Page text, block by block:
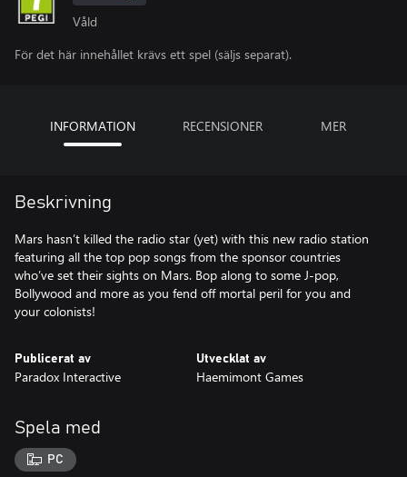
Våld
För det här innehållet krävs ett spel (säljs separat).
INFORMATION RECENSIONER MER
Beskrivning
Mars hasn’t killed the radio star (yet) with this new radio station
featuring all the top pop songs from the sponsor countries
who’ve set their sights on Mars. Bop along to some J-pop,
Bollywood and more as you fend off mortal peril for you and
your colonists!
Publicerat av
Paradox Interactive
Utvecklat av
Haemimont Games
Spela med
PC